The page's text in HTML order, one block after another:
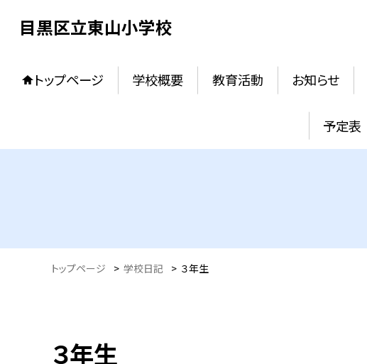
目黒区立東山小学校
トップページ 学校概要 教育活動 お知らせ
予定表
トップページ > 学校日記 > ３年生
３年生